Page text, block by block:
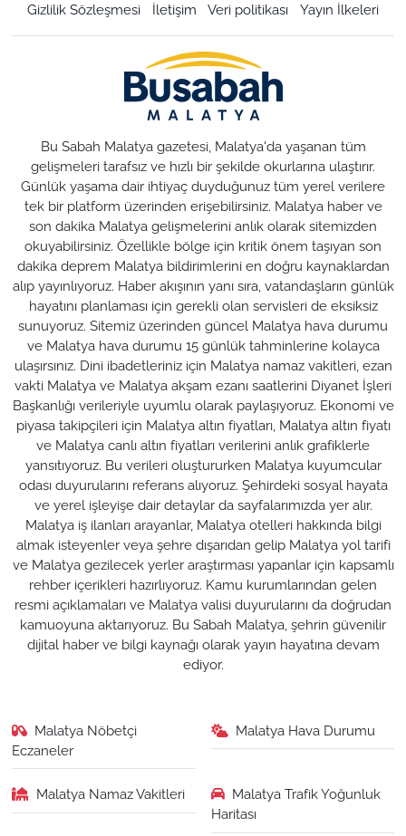
Gizlilik Sözleşmesi İletişim Veri politikası Yayın İlkeleri
Bu Sabah Malatya gazetesi, Malatya'da yaşanan tüm
gelişmeleri tarafsız ve hızlı bir şekilde okurlarına ulaştırır.
Günlük yaşama dair ihtiyaç duyduğunuz tüm yerel verilere
tek bir platform üzerinden erişebilirsiniz. Malatya haber ve
son dakika Malatya gelişmelerini anlık olarak sitemizden
okuyabilirsiniz. Özellikle bölge için kritik önem taşıyan son
dakika deprem Malatya bildirimlerini en doğru kaynaklardan
alıp yayınlıyoruz. Haber akışının yanı sıra, vatandaşların günlük
hayatını planlaması için gerekli olan servisleri de eksiksiz
sunuyoruz. Sitemiz üzerinden güncel Malatya hava durumu
ve Malatya hava durumu 15 günlük tahminlerine kolayca
ulaşırsınız. Dini ibadetleriniz için Malatya namaz vakitleri, ezan
vakti Malatya ve Malatya akşam ezanı saatlerini Diyanet İşleri
Başkanlığı verileriyle uyumlu olarak paylaşıyoruz. Ekonomi ve
piyasa takipçileri için Malatya altın fiyatları, Malatya altın fiyatı
ve Malatya canlı altın fiyatları verilerini anlık grafiklerle
yansıtıyoruz. Bu verileri oluştururken Malatya kuyumcular
odası duyurularını referans alıyoruz. Şehirdeki sosyal hayata
ve yerel işleyişe dair detaylar da sayfalarımızda yer alır.
Malatya iş ilanları arayanlar, Malatya otelleri hakkında bilgi
almak isteyenler veya şehre dışarıdan gelip Malatya yol tarifi
ve Malatya gezilecek yerler araştırması yapanlar için kapsamlı
rehber içerikleri hazırlıyoruz. Kamu kurumlarından gelen
resmi açıklamaları ve Malatya valisi duyurularını da doğrudan
kamuoyuna aktarıyoruz. Bu Sabah Malatya, şehrin güvenilir
dijital haber ve bilgi kaynağı olarak yayın hayatına devam
ediyor.
Malatya Nöbetçi
Eczaneler
Malatya Hava Durumu
Malatya Namaz Vakitleri
Malatya Trafik Yoğunluk
Haritası